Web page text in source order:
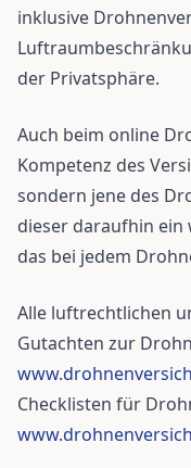
inklusive
der Privatsphäre.
Auch beim online
Kompetenz des
sondern jene des
dieser daraufhin ein
das bei jedem
Alle luftrechtlichen
Gutachten zur
Checklisten für